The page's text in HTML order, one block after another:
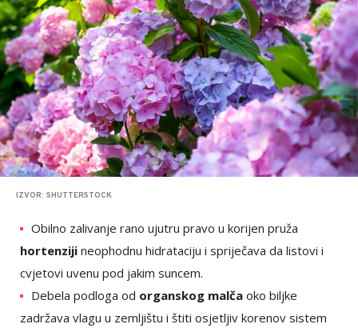
IZVOR: SHUTTERSTOCK
Obilno zalivanje rano ujutru pravo u korijen pruža
hortenziji neophodnu hidrataciju i spriječava da listovi i
cvjetovi uvenu pod jakim suncem.
Debela podloga od organskog malča oko biljke
zadržava vlagu u zemljištu i štiti osjetljiv korenov sistem